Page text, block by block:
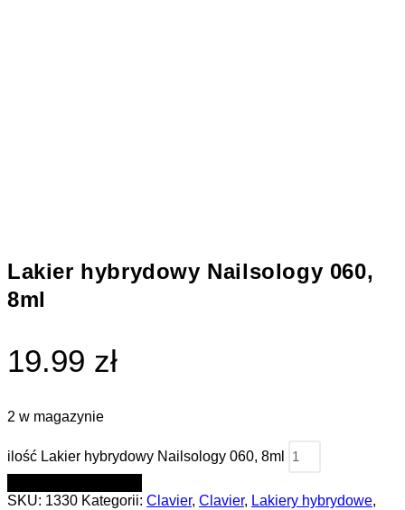
Lakier hybrydowy Nailsology 060,
8ml
19.99 zł
2 w magazynie
ilość Lakier hybrydowy Nailsology 060, 8ml
SKU: 1330 Kategorii: Clavier, Clavier, Lakiery hybrydowe,